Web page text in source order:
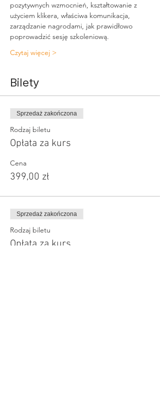
pozytywnych wzmocnień, kształtowanie z
użyciem klikera, właściwa komunikacja,
zarządzanie nagrodami, jak prawidłowo
poprowadzić sesję szkoleniową.
Czytaj więcej >
Bilety
Sprzedaż zakończona
Rodzaj biletu
Opłata za kurs
Cena
399,00 zł
Sprzedaż zakończona
Rodzaj biletu
Opłata za kurs